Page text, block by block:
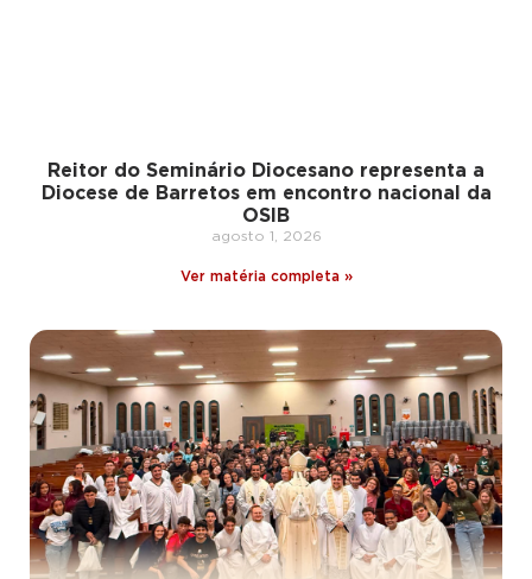
Reitor do Seminário Diocesano representa a
Diocese de Barretos em encontro nacional da
OSIB
agosto 1, 2026
Ver matéria completa »